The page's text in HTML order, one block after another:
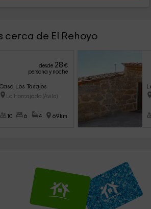
cerca de El Rehoyo
desde 28€
persona y noche
Casa Los Tasajos
La Horcajada (Ávila)
10 6 4 69km